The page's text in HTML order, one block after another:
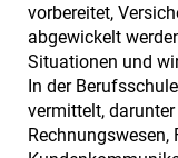
vorbereitet,
abgewickelt
Situationen und
In der
vermittelt,
Rechnungswesen,